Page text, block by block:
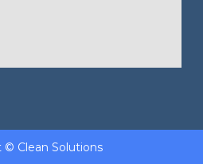
© Clean Solutions